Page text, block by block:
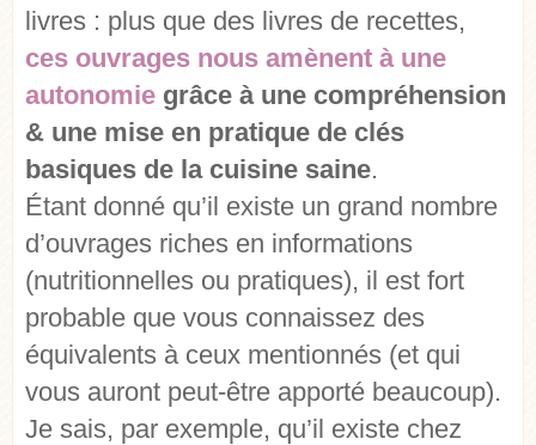
livres : plus que des livres de recettes,
ces ouvrages nous amènent à une
autonomie grâce à une compréhension
& une mise en pratique de clés
basiques de la cuisine saine.
Étant donné qu’il existe un grand nombre
d’ouvrages riches en informations
(nutritionnelles ou pratiques), il est fort
probable que vous connaissez des
équivalents à ceux mentionnés (et qui
vous auront peut-être apporté beaucoup).
Je sais, par exemple, qu’il existe chez